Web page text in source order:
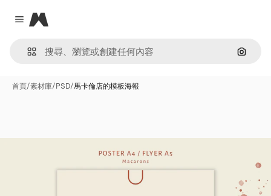
Close menu
Magnific
通過圖
首頁/素材庫/PSD/馬卡倫店的模板海報